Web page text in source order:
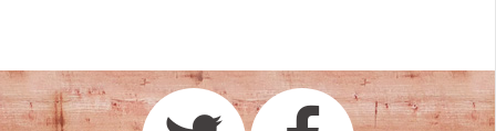
2003
NHK TVで１年間に渡って放送された